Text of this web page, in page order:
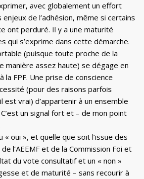
avec globalement un effort
de l’adhésion, même si certains
ont perduré. Il y a une maturité
qui s’exprime dans cette démarche.
(puisque toute proche de la
manière assez haute) se dégage en
la FPF. Une prise de conscience
(pour des raisons parfois
est vrai) d’appartenir à un ensemble
un signal fort et – de mon point
« oui », et quelle que soit l’issue des
l’AEEMF et de la Commission Foi et
du vote consultatif et un « non »
et de maturité – sans recourir à